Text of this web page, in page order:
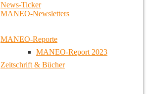
News-Ticker
MANEO-Newsletters
MANEO-Reporte
MANEO-Report 2023
Zeitschrift & Bücher